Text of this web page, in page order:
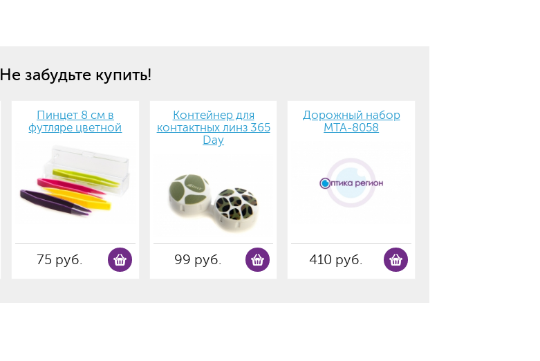
Не забудьте купить!
Пинцет 8 см в
футляре цветной
75 руб.
Контейнер для
контактных линз 365
Day
99 руб.
Дорожный набор
MTA-8058
410 руб.